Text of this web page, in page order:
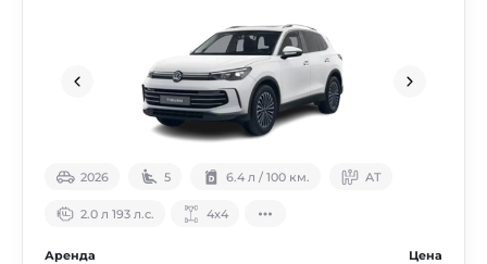
2026 5 6.4 л / 100 км. АТ
2.0 л 193 л.с. 4х4
Аренда Цена